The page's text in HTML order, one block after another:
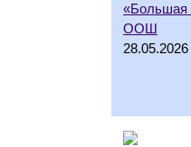
«Большая
ООШ
28.05.2026